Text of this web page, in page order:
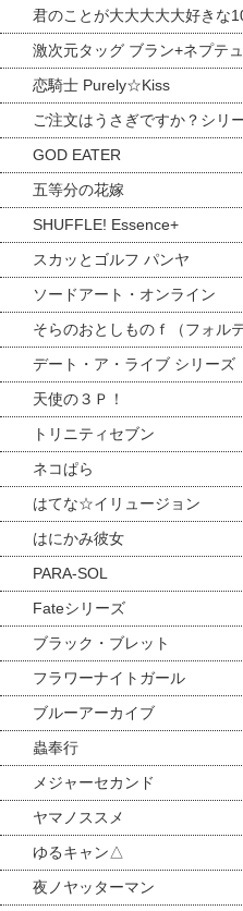
君のことが大大大大大好きな
激次元タッグ ブラン+ネプテ
恋騎士 Purely☆Kiss
ご注文はうさぎですか？シリ
GOD EATER
五等分の花嫁
SHUFFLE! Essence+
スカッとゴルフ パンヤ
ソードアート・オンライン
そらのおとしものｆ（フォルテ
デート・ア・ライブ シリーズ
天使の３Ｐ！
トリニティセブン
ネコぱら
はてな☆イリュージョン
はにかみ彼女
PARA-SOL
Fateシリーズ
ブラック・ブレット
フラワーナイトガール
ブルーアーカイブ
蟲奉行
メジャーセカンド
ヤマノススメ
ゆるキャン△
夜ノヤッターマン